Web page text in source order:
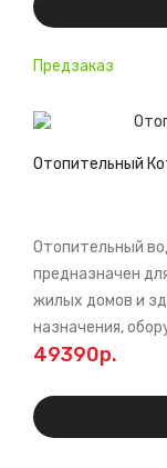
Предзаказ
Отопительный
Отопительный
предназначен
жилых домов и
назначения,
49390р.